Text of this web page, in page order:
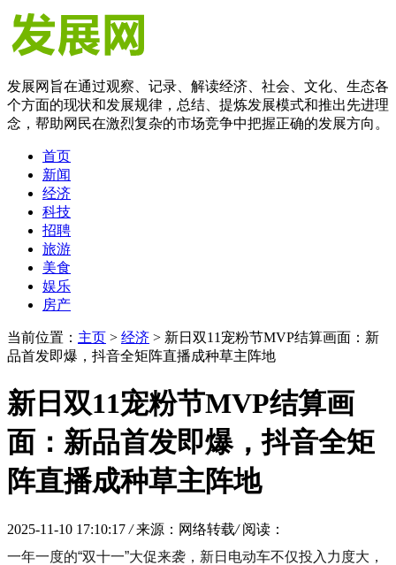
发展网旨在通过观察、记录、解读经济、社会、文化、生态各
个方面的现状和发展规律，总结、提炼发展模式和推出先进理
念，帮助网民在激烈复杂的市场竞争中把握正确的发展方向。
首页
新闻
经济
科技
招聘
旅游
美食
娱乐
房产
当前位置： 主页 > 经济 > 新日双11宠粉节MVP结算画面：新
品首发即爆，抖音全矩阵直播成种草主阵地
新日双11宠粉节MVP结算画
面：新品首发即爆，抖音全矩
阵直播成种草主阵地
2025-11-10 17:10:17 / 来源：网络转载/ 阅读：
一年一度的“双十一”大促来袭，新日电动车不仅投入力度大，